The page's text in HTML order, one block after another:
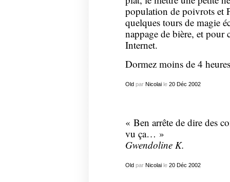
population de poivrots et
quelques tours de magie
nappage de bière, et pour
Internet.
Dormez moins de 4
Oldpar Nicolaile 20 Déc 2002
« Ben arrête de dire des
vu ça… »
Gwendoline K.
Oldpar Nicolaile 20 Déc 2002